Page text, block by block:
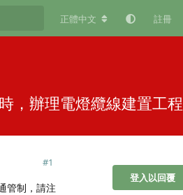
正體中文 註冊
，辦理電燈纜線建置工程
登入以回覆
#1
管制，請注